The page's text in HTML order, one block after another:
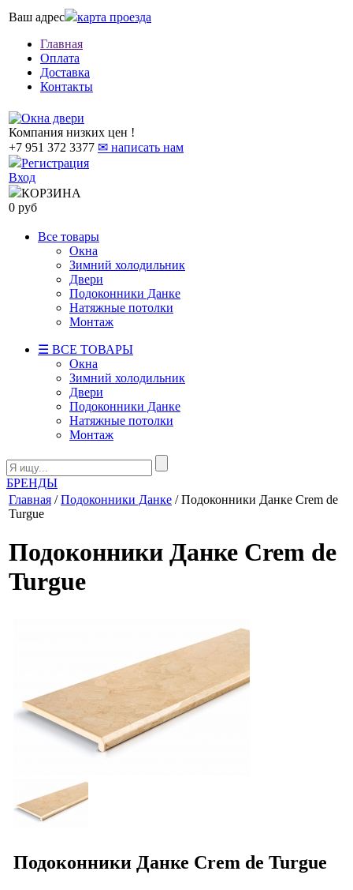
Ваш адрес
карта проезда
Главная
Оплата
Доставка
Контакты
Компания низких цен !
+7 951 372 3377 ✉ написать нам
Регистрация
Вход
КОРЗИНА
0 руб
Все товары
Окна
Зимний холодильник
Двери
Подоконники Данке
Натяжные потолки
Монтаж
☰ ВСЕ ТОВАРЫ
Окна
Зимний холодильник
Двери
Подоконники Данке
Натяжные потолки
Монтаж
БРЕНДЫ
Главная /Подоконники Данке / Подоконники Данке Crem de
Turgue
Подоконники Данке Crem de
Turgue
Подоконники Данке Crem de Turgue